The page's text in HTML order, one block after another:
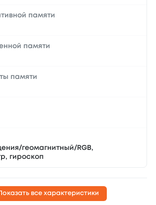
памяти
памяти
памяти
геомагнитный/RGB,
гироскоп
все характеристики